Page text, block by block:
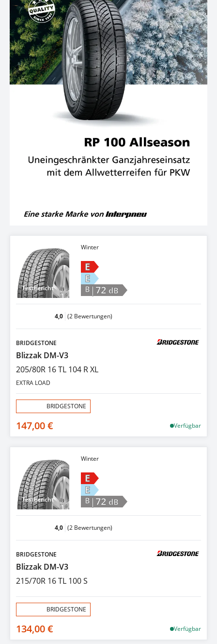
Testbericht
Winter
E
E
B |72 dB
4,0 (2 Bewertungen)
BRIDGESTONE
Blizzak DM-V3
205/80R 16 TL 104 R XL
EXTRA LOAD
BRIDGESTONE
147,00 € Verfügbar
Testbericht
Winter
E
E
B |72 dB
4,0 (2 Bewertungen)
BRIDGESTONE
Blizzak DM-V3
215/70R 16 TL 100 S
BRIDGESTONE
134,00 € Verfügbar